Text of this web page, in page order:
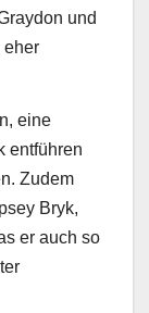
und
eher
eine
entführen
Zudem
Bryk,
er auch so